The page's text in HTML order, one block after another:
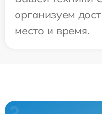
организуем
место и время.